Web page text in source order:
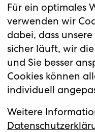
Für ein optimales
verwenden wir
dabei, dass
sicher läuft, wir
und Sie besser
Cookies können
individuell
Weitere